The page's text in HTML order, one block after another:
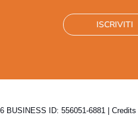
BUSINESS ID: 556051-6881 | Credits